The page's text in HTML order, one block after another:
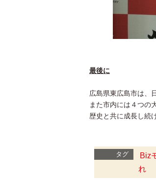
最後に
広島県東広島市は、
また市内には４つの
歴史と共に成長し続
タグ Biz
れ